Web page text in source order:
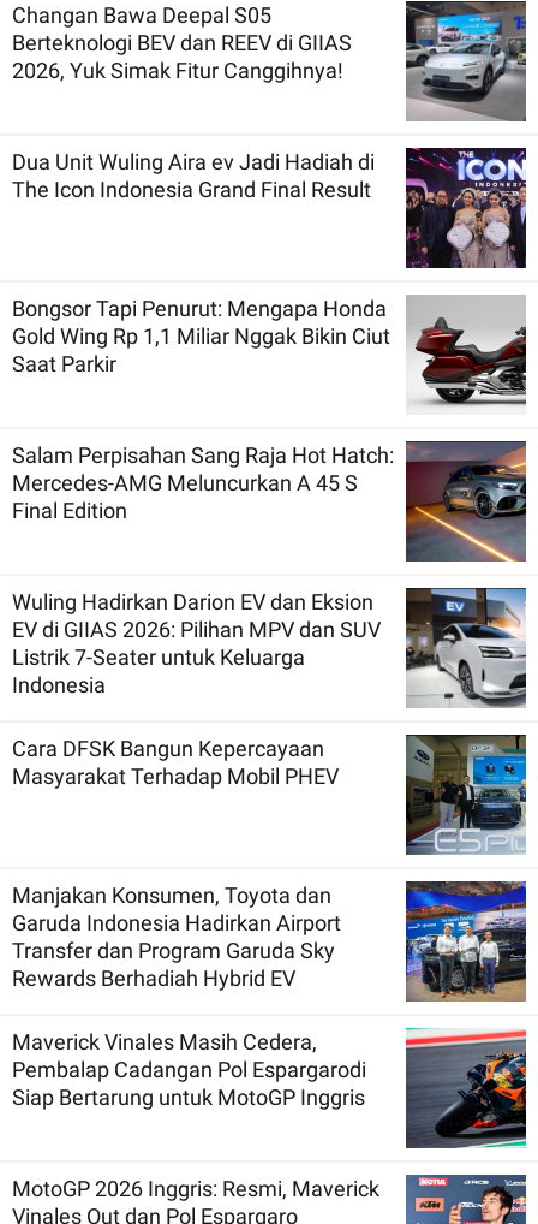
Changan Bawa Deepal S05
Berteknologi BEV dan REEV di GIIAS
2026, Yuk Simak Fitur Canggihnya!
Dua Unit Wuling Aira ev Jadi Hadiah di
The Icon Indonesia Grand Final Result
Bongsor Tapi Penurut: Mengapa Honda
Gold Wing Rp 1,1 Miliar Nggak Bikin Ciut
Saat Parkir
Salam Perpisahan Sang Raja Hot Hatch:
Mercedes-AMG Meluncurkan A 45 S
Final Edition
Wuling Hadirkan Darion EV dan Eksion
EV di GIIAS 2026: Pilihan MPV dan SUV
Listrik 7-Seater untuk Keluarga
Indonesia
Cara DFSK Bangun Kepercayaan
Masyarakat Terhadap Mobil PHEV
Manjakan Konsumen, Toyota dan
Garuda Indonesia Hadirkan Airport
Transfer dan Program Garuda Sky
Rewards Berhadiah Hybrid EV
Maverick Vinales Masih Cedera,
Pembalap Cadangan Pol Espargarodi
Siap Bertarung untuk MotoGP Inggris
MotoGP 2026 Inggris: Resmi, Maverick
Vinales Out dan Pol Espargaro